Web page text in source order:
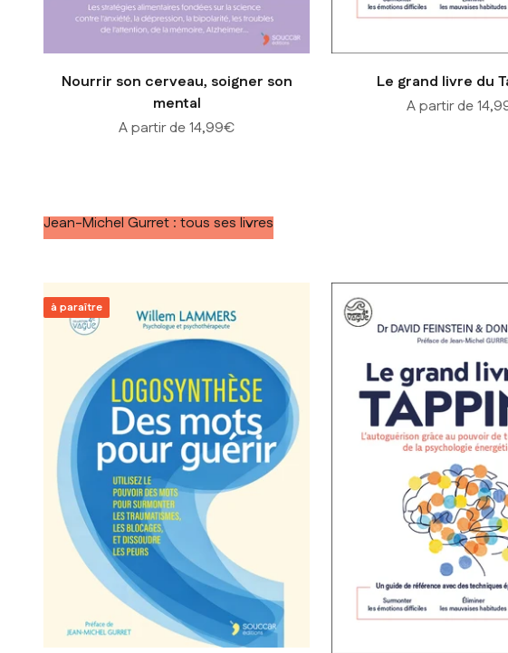
Nourrir son cerveau, soigner son
mental
Prix de vente
A partir de 14,99€
Le grand livre du
Prix de vente
A partir de
Jean-Michel Gurret : tous ses livres
à paraître